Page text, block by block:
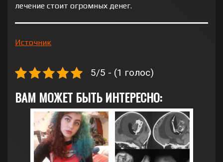
лечение стоит огромных денег.
Источник
5/5 - (1 голос)
ВАМ МОЖЕТ БЫТЬ ИНТЕРЕСНО: